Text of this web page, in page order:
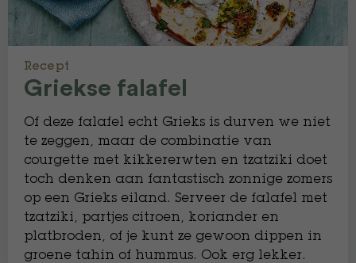
Recept
Griekse falafel
Of deze falafel echt Grieks is durven we niet
te zeggen, maar de combinatie van
courgette met kikkererwten en tzatziki doet
toch denken aan fantastisch zonnige zomers
op een Grieks eiland. Serveer de falafel met
tzatziki, partjes citroen, koriander en
platbroden, of je kunt ze gewoon dippen in
groene tahin of hummus. Ook erg lekker.